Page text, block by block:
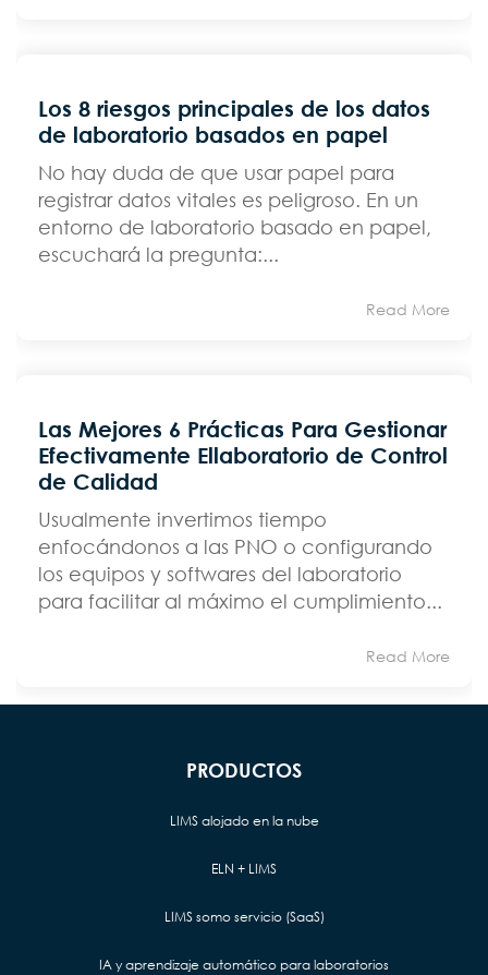
Los 8 riesgos principales de los datos
de laboratorio basados en papel
No hay duda de que usar papel para
registrar datos vitales es peligroso. En un
entorno de laboratorio basado en papel,
escuchará la pregunta:...
Read More
Las Mejores 6 Prácticas Para Gestionar
Efectivamente Ellaboratorio de Control
de Calidad
Usualmente invertimos tiempo
enfocándonos a las PNO o configurando
los equipos y softwares del laboratorio
para facilitar al máximo el cumplimiento...
Read More
PRODUCTOS
LIMS alojado en la nube
ELN + LIMS
LIMS somo servicio (SaaS)
IA y aprendizaje automático para laboratorios